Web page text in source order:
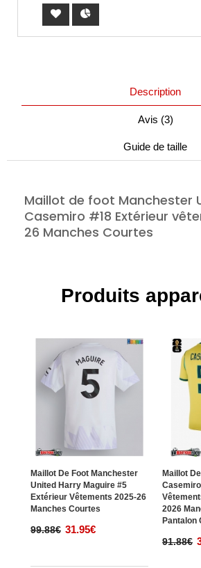
Description
Avis (3)
Guide de taille
Maillot de foot Manchester
Casemiro #18 Extérieur
26 Manches Courtes
Produits
Maillot De Foot Manchester
United Harry Maguire #5
Extérieur Vêtements 2025-26
Manches Courtes
99.88€ 31.95€
Maillot
2026
Pantalon
91.88€